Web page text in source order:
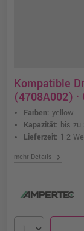
Kompatible
(4708A002) ·
Farben: yellow
Kapazität: bis zu
Lieferzeit: 1-2
mehr Details chevron_right